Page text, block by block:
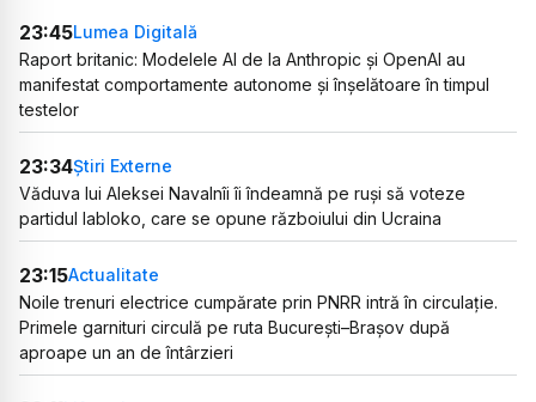
23:45Lumea Digitală
Raport britanic: Modelele AI de la Anthropic și OpenAI au
manifestat comportamente autonome și înșelătoare în timpul
testelor
23:34Știri Externe
Văduva lui Aleksei Navalnîi îi îndeamnă pe ruși să voteze
partidul Iabloko, care se opune războiului din Ucraina
23:15Actualitate
Noile trenuri electrice cumpărate prin PNRR intră în circulație.
Primele garnituri circulă pe ruta București–Brașov după
aproape un an de întârzieri